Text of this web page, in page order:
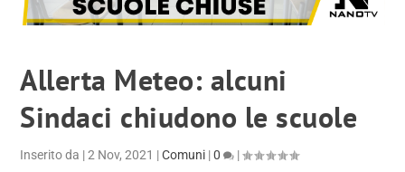
Allerta Meteo: alcuni
Sindaci chiudono le scuole
Inserito da |2 Nov, 2021 |Comuni |0 |